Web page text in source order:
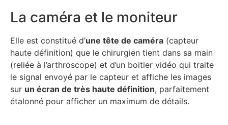
La caméra et le moniteur
Elle est constitué d’une tête de caméra (capteur
haute définition) que le chirurgien tient dans sa main
(reliée à l’arthroscope) et d’un boitier vidéo qui traite
le signal envoyé par le capteur et affiche les images
sur un écran de très haute définition, parfaitement
étalonné pour afficher un maximum de détails.